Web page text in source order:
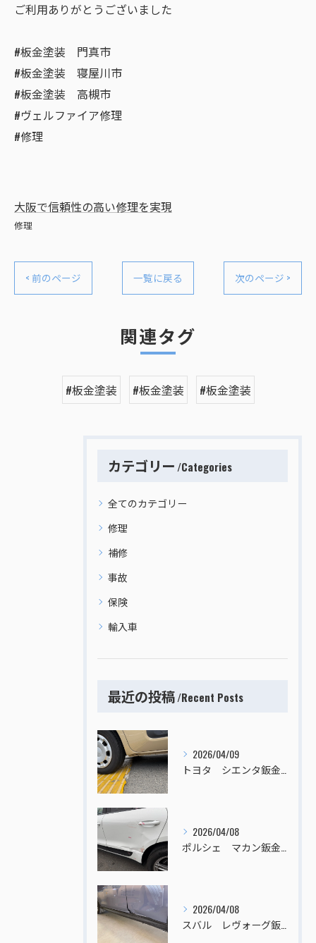
ご利用ありがとうございました
#板金塗装 門真市
#板金塗装 寝屋川市
#板金塗装 高槻市
#ヴェルファイア修理
#修理
大阪で信頼性の高い修理を実現
修理
< 前のページ 一覧に戻る 次のページ >
関連タグ
#板金塗装 #板金塗装 #板金塗装
カテゴリー Categories
全てのカテゴリー
修理
補修
事故
保険
輸入車
最近の投稿 Recent Posts
2026/04/09
2026/04/08
2026/04/08